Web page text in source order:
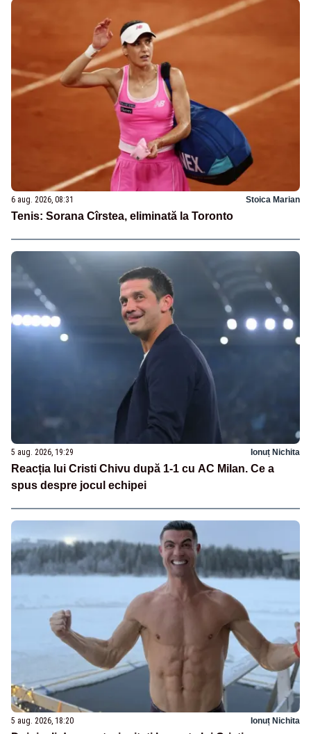
6 aug. 2026, 08:31 Stoica Marian
Tenis: Sorana Cîrstea, eliminată la Toronto
5 aug. 2026, 19:29 Ionuț Nichita
Reacția lui Cristi Chivu după 1-1 cu AC Milan. Ce a
spus despre jocul echipei
5 aug. 2026, 18:20 Ionuț Nichita